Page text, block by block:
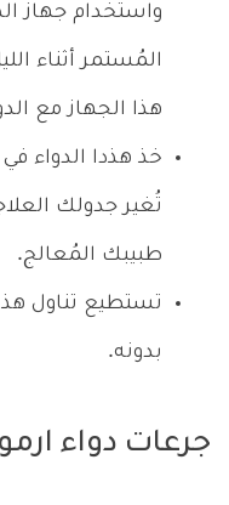
واستخدام جهاز
المُستمر أثناء
هذا الجهاز مع
خذ هذدا الدواء
تُغير جدولك
طبيبك المُعالج.
تستطيع تناول
بدونه.
جرعات دواء